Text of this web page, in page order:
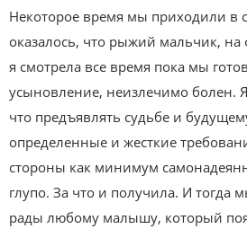
Некоторое время мы приходили в
оказалось, что рыжий мальчик, на
я смотрела все время пока мы
усыновление, неизлечимо болен.
что предъявлять судьбе и
определенные и жесткие
стороны как минимум
глупо. За что и получила. И тогда
рады любому малышу, который